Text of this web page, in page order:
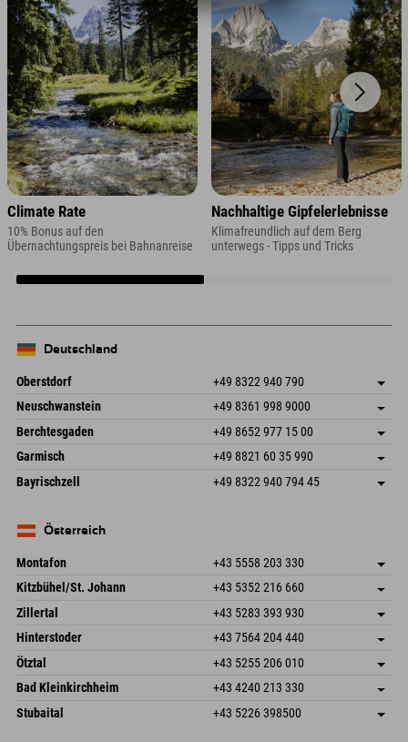
Climate Rate
10% Bonus auf den
Übernachtungspreis bei Bahnanreise
Nachhaltige Gipfelerlebnisse
Klimafreundlich auf dem Berg
unterwegs - Tipps und Tricks
Deutschland
Oberstdorf +49 8322 940 790
An der Breitach 3
Deutschland
Adresse speichern
Buchen
Neuschwanstein +49 8361 998 9000
An der Riese 45
87484 Nesselwang im Allgäu
Deutschland
Adresse speichern
Anreiseinfos
Buchen
Berchtesgaden +49 8652 977 15 00
Hofreitstr. 7
Deutschland
Adresse speichern
Buchen
Garmisch +49 8821 60 35 990
Frickenstraße 22
82490 Farchant
Adresse speichern
Anreiseinfos
Bayrischzell +49 8322 940 794 45
Deutschland
Österreich
Montafon +43 5558 203 330
Dorfstr. 127b
6793 Gaschurn/Montafon
Österreich
Adresse speichern
Buchen
Kitzbühel/St. Johann +43 5352 216 660
Speckbacherstraße 87
6380 St. Johann in Tirol
Österreich
Adresse speichern
Anreiseinfos
Buchen
Zillertal +43 5283 393 930
Schmiedau 2
Österreich
Adresse speichern
Buchen
Hinterstoder +43 7564 204 440
Freizeitpark 10
4573 Hinterstoder
Österreich
Adresse speichern
Anreiseinfos
Buchen
Ötztal +43 5255 206 010
Gscheat 14
Österreich
Adresse speichern
Buchen
Bad Kleinkirchheim +43 4240 213 330
Dorfstraße 24
9546 Bad Kleinkirchheim
Adresse speichern
Anreiseinfos
Stubaital +43 5226 398500